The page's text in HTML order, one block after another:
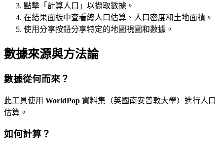
點擊「計算人口」以擷取數據。
在結果面板中查看總人口估算、人口密度和土地面積。
使用分享按鈕分享特定的地圖視圖和數據。
數據來源與方法論
數據從何而來？
此工具使用 WorldPop 資料集（英國南安普敦大學）進行人口
估算。
如何計算？